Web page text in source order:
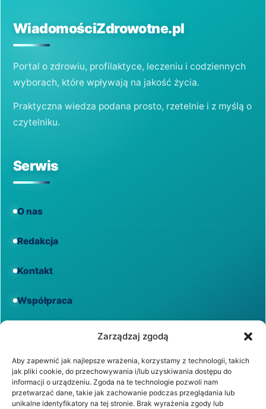
Zarządzaj zgodą
Aby zapewnić jak najlepsze wrażenia, korzystamy z technologii, takich
jak pliki cookie, do przechowywania i/lub uzyskiwania dostępu do
informacji o urządzeniu. Zgoda na te technologie pozwoli nam
przetwarzać dane, takie jak zachowanie podczas przeglądania lub
unikalne identyfikatory na tej stronie. Brak wyrażenia zgody lub
OCZU?
WiadomościZdrowotne.pl
Portal o zdrowiu, profilaktyce, leczeniu i codziennych
wyborach, które wpływają na jakość życia.
Praktyczna wiedza podana prosto, rzetelnie i z myślą o
czytelniku.
Serwis
O nas
Redakcja
Kontakt
Współpraca
Regulamin